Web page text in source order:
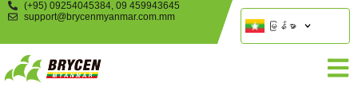
(+95) 09254045384, 09 459943645
support@brycenmyanmar.com.mm
မြန်မာ